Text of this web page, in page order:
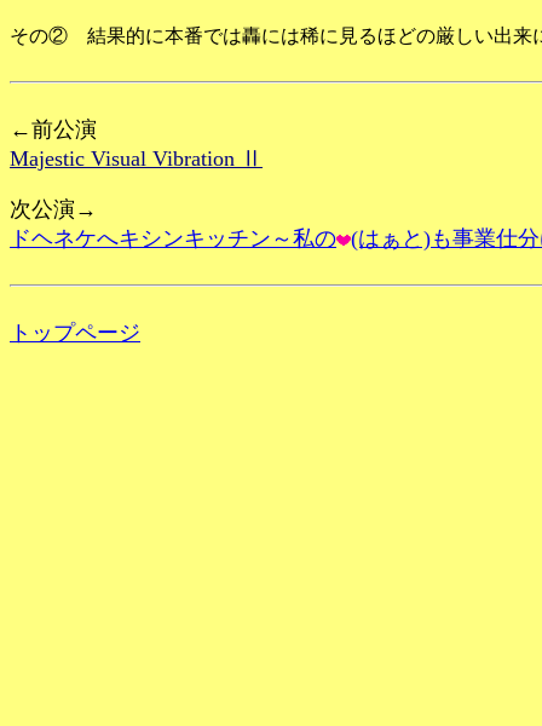
その② 結果的に本番では轟には稀に見るほどの厳しい出来
←前公演
Majestic Visual Vibration Ⅱ
次公演→
ドヘネケへキシンキッチン～私の (はぁと)も事業仕
トップページ